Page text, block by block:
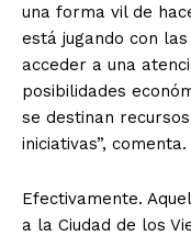
una forma vil de
está jugando con
acceder a una
posibilidades
se destinan
iniciativas”, comenta.
Efectivamente.
a la Ciudad de los